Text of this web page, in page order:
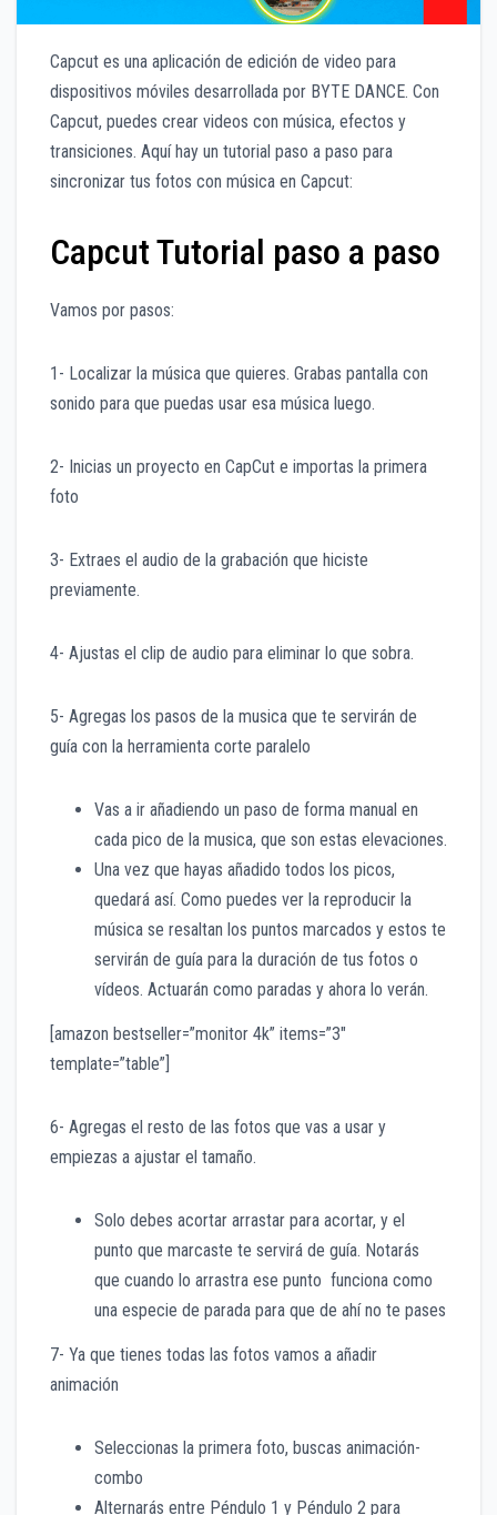
Capcut es una aplicación de edición de video para
dispositivos móviles desarrollada por BYTE DANCE. Con
Capcut, puedes crear videos con música, efectos y
transiciones. Aquí hay un tutorial paso a paso para
sincronizar tus fotos con música en Capcut:
Capcut Tutorial paso a paso
Vamos por pasos:
1- Localizar la música que quieres. Grabas pantalla con
sonido para que puedas usar esa música luego.
2- Inicias un proyecto en CapCut e importas la primera
foto
3- Extraes el audio de la grabación que hiciste
previamente.
4- Ajustas el clip de audio para eliminar lo que sobra.
5- Agregas los pasos de la musica que te servirán de
guía con la herramienta corte paralelo
Vas a ir añadiendo un paso de forma manual en
cada pico de la musica, que son estas elevaciones.
Una vez que hayas añadido todos los picos,
quedará así. Como puedes ver la reproducir la
música se resaltan los puntos marcados y estos te
servirán de guía para la duración de tus fotos o
vídeos. Actuarán como paradas y ahora lo verán.
[amazon bestseller=”monitor 4k” items=”3″
template=”table”]
6- Agregas el resto de las fotos que vas a usar y
empiezas a ajustar el tamaño.
Solo debes acortar arrastar para acortar, y el
punto que marcaste te servirá de guía. Notarás
que cuando lo arrastra ese punto funciona como
una especie de parada para que de ahí no te pases
7- Ya que tienes todas las fotos vamos a añadir
animación
Seleccionas la primera foto, buscas animación-
combo
Alternarás entre Péndulo 1 y Péndulo 2 para